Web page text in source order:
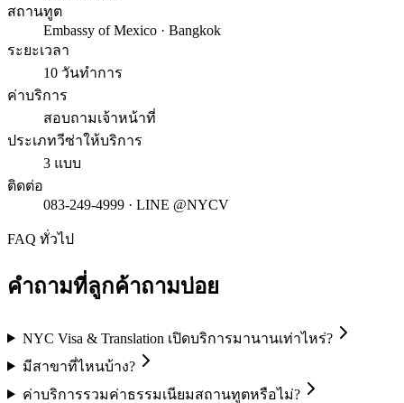
สถานทูต
Embassy of Mexico · Bangkok
ระยะเวลา
10 วันทำการ
ค่าบริการ
สอบถามเจ้าหน้าที่
ประเภทวีซ่าให้บริการ
3 แบบ
ติดต่อ
083-249-4999 · LINE @NYCV
FAQ ทั่วไป
คำถามที่ลูกค้าถามบ่อย
NYC Visa & Translation เปิดบริการมานานเท่าไหร่?
มีสาขาที่ไหนบ้าง?
ค่าบริการรวมค่าธรรมเนียมสถานทูตหรือไม่?